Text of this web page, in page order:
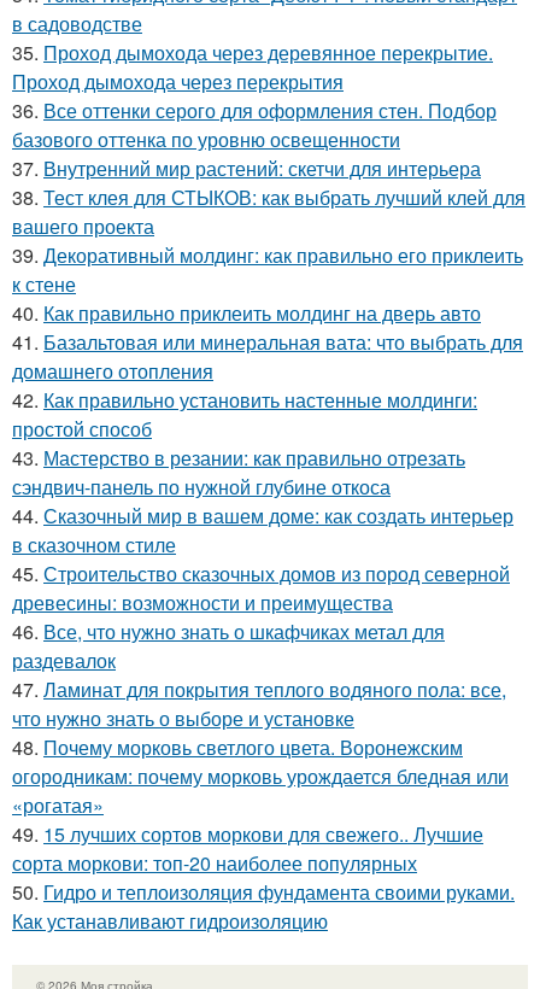
в садоводстве
35. Проход дымохода через деревянное перекрытие.
Проход дымохода через перекрытия
36. Все оттенки серого для оформления стен. Подбор
базового оттенка по уровню освещенности
37. Внутренний мир растений: скетчи для интерьера
38. Тест клея для СТЫКОВ: как выбрать лучший клей для
вашего проекта
39. Декоративный молдинг: как правильно его приклеить
к стене
40. Как правильно приклеить молдинг на дверь авто
41. Базальтовая или минеральная вата: что выбрать для
домашнего отопления
42. Как правильно установить настенные молдинги:
простой способ
43. Мастерство в резании: как правильно отрезать
сэндвич-панель по нужной глубине откоса
44. Сказочный мир в вашем доме: как создать интерьер
в сказочном стиле
45. Строительство сказочных домов из пород северной
древесины: возможности и преимущества
46. Все, что нужно знать о шкафчиках метал для
раздевалок
47. Ламинат для покрытия теплого водяного пола: все,
что нужно знать о выборе и установке
48. Почему морковь светлого цвета. Воронежским
огородникам: почему морковь урождается бледная или
«рогатая»
49. 15 лучших сортов моркови для свежего.. Лучшие
сорта моркови: топ-20 наиболее популярных
50. Гидро и теплоизоляция фундамента своими руками.
Как устанавливают гидроизоляцию
© 2026 Моя стройка